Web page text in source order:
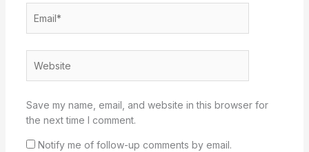
Save my name, email, and website in this browser for
the next time I comment.
Notify me of follow-up comments by email.